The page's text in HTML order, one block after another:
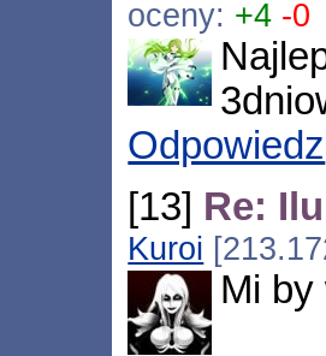
oceny: +4 -0
Odpowiedz
[13] Re:
Kuroi
Mi by